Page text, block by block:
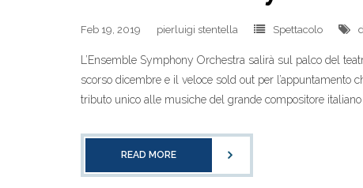
Feb 19, 2019 pierluigi stentella Spettacolo
L’Ensemble Symphony Orchestra salirà sul palco del
scorso dicembre e il veloce sold out per l’appuntamento
tributo unico alle musiche del grande compositore italiano
READ MORE